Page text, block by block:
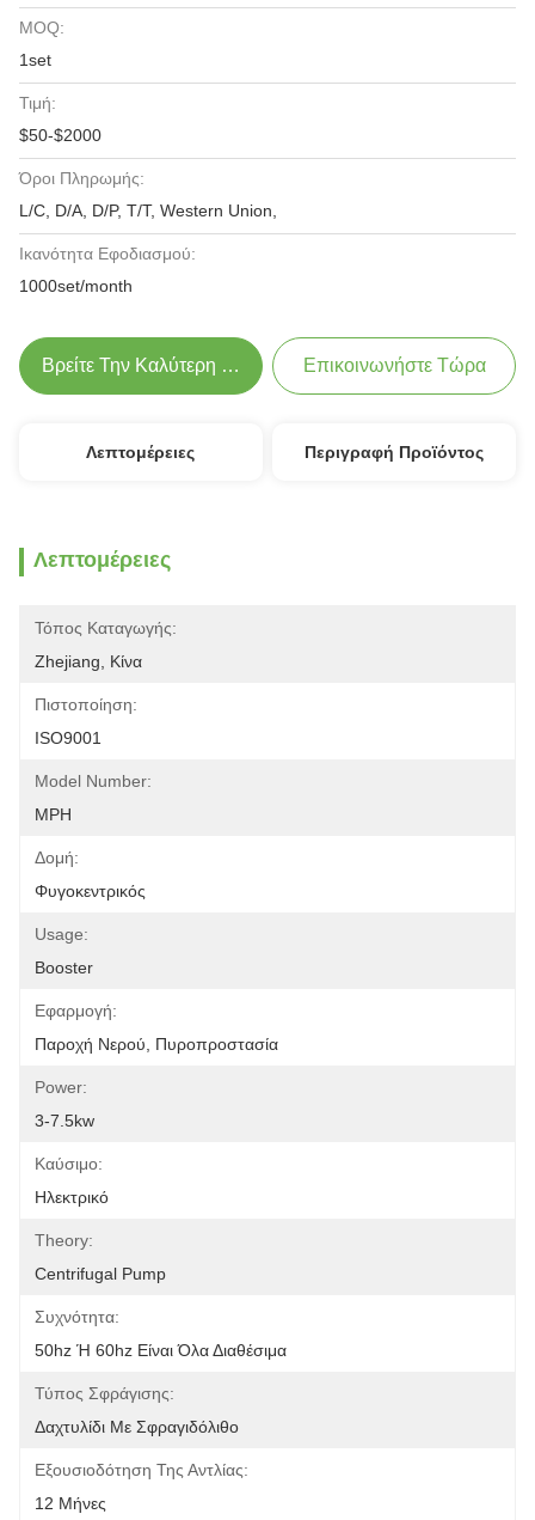
MOQ:
1set
Τιμή:
$50-$2000
Όροι Πληρωμής:
L/C, D/A, D/P, T/T, Western Union,
Ικανότητα Εφοδιασμού:
1000set/month
Βρείτε Την Καλύτερη Τιμή Επικοινωνήστε Τώρα
Λεπτομέρειες Περιγραφή Προϊόντος
Λεπτομέρειες
Τόπος Καταγωγής:
Zhejiang, Κίνα
Πιστοποίηση:
ISO9001
Model Number:
MPH
Δομή:
Φυγοκεντρικός
Usage:
Booster
Εφαρμογή:
Παροχή Νερού, Πυροπροστασία
Power:
3-7.5kw
Καύσιμο:
Ηλεκτρικό
Theory:
Centrifugal Pump
Συχνότητα:
50hz Ή 60hz Είναι Όλα Διαθέσιμα
Τύπος Σφράγισης:
Δαχτυλίδι Με Σφραγιδόλιθο
Εξουσιοδότηση Της Αντλίας:
12 Μήνες